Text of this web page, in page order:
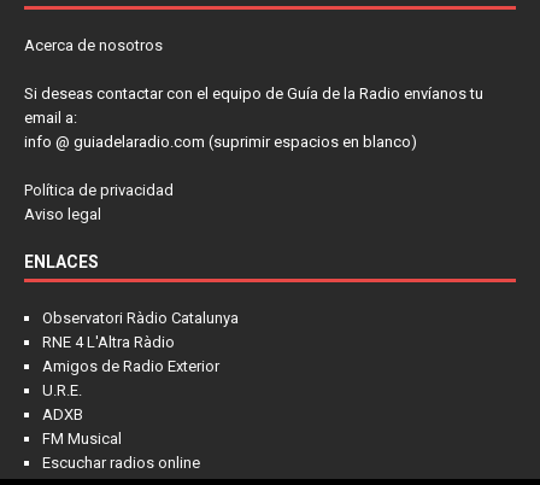
Acerca de nosotros
Si deseas contactar con el equipo de Guía de la Radio envíanos tu
email a:
info @ guiadelaradio.com (suprimir espacios en blanco)
Política de privacidad
Aviso legal
ENLACES
Observatori Ràdio Catalunya
RNE 4 L'Altra Ràdio
Amigos de Radio Exterior
U.R.E.
ADXB
FM Musical
Escuchar radios online